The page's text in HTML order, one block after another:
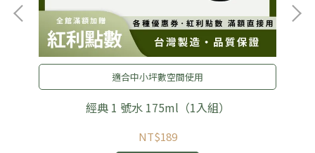
適合中小坪數空間使用
經典 1 號水 175ml（1入組）
NT$189